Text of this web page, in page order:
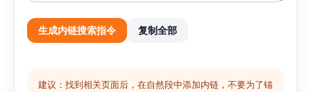
生成内链搜索指令 复制全部
建议：找到相关页面后，在自然段中添加内链，不要为了锚